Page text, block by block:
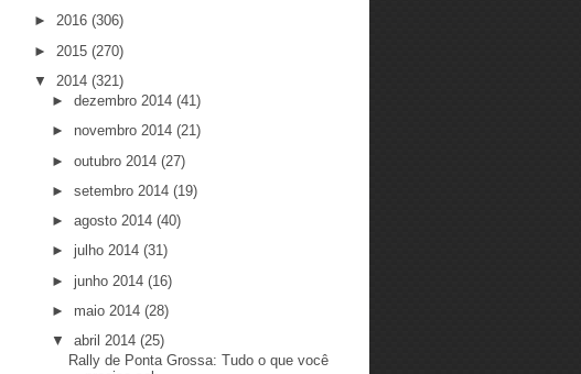
► 2016 (306)
► 2015 (270)
▼ 2014 (321)
► dezembro 2014 (41)
► novembro 2014 (21)
► outubro 2014 (27)
► setembro 2014 (19)
► agosto 2014 (40)
► julho 2014 (31)
► junho 2014 (16)
► maio 2014 (28)
▼ abril 2014 (25)
Rally de Ponta Grossa: Tudo o que você